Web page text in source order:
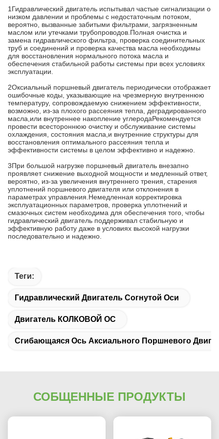
1Гидравлический двигатель испытывал частые сигнализации о
низком давлении и проблемы с недостаточным потоком,
вероятно, вызванные забитыми фильтрами, загрязненным
маслом или утечками трубопроводов.Полная очистка и
замена гидравлического фильтра, проверка соединительных
труб и соединений и проверка качества масла необходимы
для восстановления нормального потока масла и
обеспечения стабильной работы системы при всех условиях
эксплуатации.
2Оксиальный поршневый двигатель периодически отображает
ошибочные коды, указывающие на чрезмерную внутреннюю
температуру, сопровождаемую снижением эффективности,
возможно, из-за плохого рассеяния тепла, деградированного
масла,или внутреннее накопление углеродаРекомендуется
провести всестороннюю очистку и обслуживание системы
охлаждения, состояния масла,и внутренние структуры для
восстановления оптимального рассеяния тепла и
эффективности системы в целом эффективно и надежно.
3При большой нагрузке поршневый двигатель внезапно
проявляет снижение выходной мощности и медленный ответ,
вероятно, из-за увеличения внутреннего трения, старения
уплотнений поршневого двигателя или отклонения в
параметрах управления.Немедленная корректировка
эксплуатационных параметров, проверка уплотнений и
смазочных систем необходима для обеспечения того, чтобы
гидравлический двигатель поддерживал стабильную и
эффективную работу даже в условиях высокой нагрузки
последовательно и надежно.
Теги:
Гидравлический Двигатель Согнутой Оси
Двигатель КОЛКОВОЙ ОС
Сгибающаяся Ось Аксиального Поршневого
СОБЩЕННЫЕ ПРОДУКТЫ